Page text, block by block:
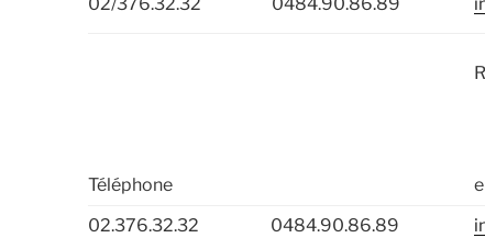
Téléphone
02.376.32.32
0484.90.86.89